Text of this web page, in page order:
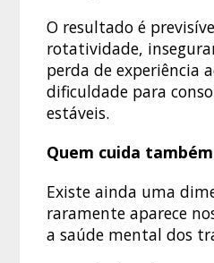
O resultado é
rotatividade,
perda de experiência
dificuldade para
estáveis.
Quem cuida
Existe ainda uma
raramente aparece
a saúde mental dos